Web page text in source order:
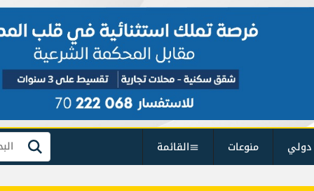
منوعات القائمة بحث